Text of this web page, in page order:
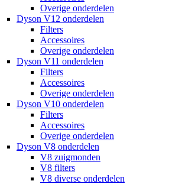
Overige onderdelen
Dyson V12 onderdelen
Filters
Accessoires
Overige onderdelen
Dyson V11 onderdelen
Filters
Accessoires
Overige onderdelen
Dyson V10 onderdelen
Filters
Accessoires
Overige onderdelen
Dyson V8 onderdelen
V8 zuigmonden
V8 filters
V8 diverse onderdelen